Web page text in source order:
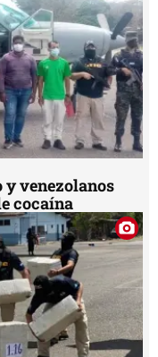
venezolanos
cocaína